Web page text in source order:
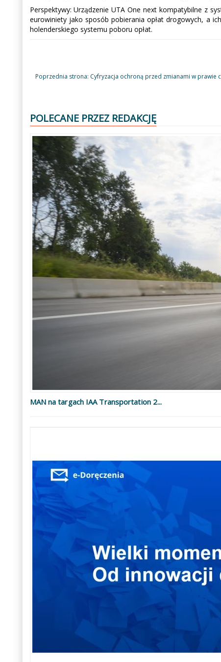
Perspektywy: Urządzenie UTA One next kompatybilne z
eurowiniety jako sposób pobierania opłat drogowych, a
holenderskiego systemu poboru opłat.
Poprzednia strona: Cyfryzacja ochroną przed zmianami w prawie
POLECANE PRZEZ REDAKCJĘ
Poprzedni
Następny
MAN na targach IAA Transportation 2...